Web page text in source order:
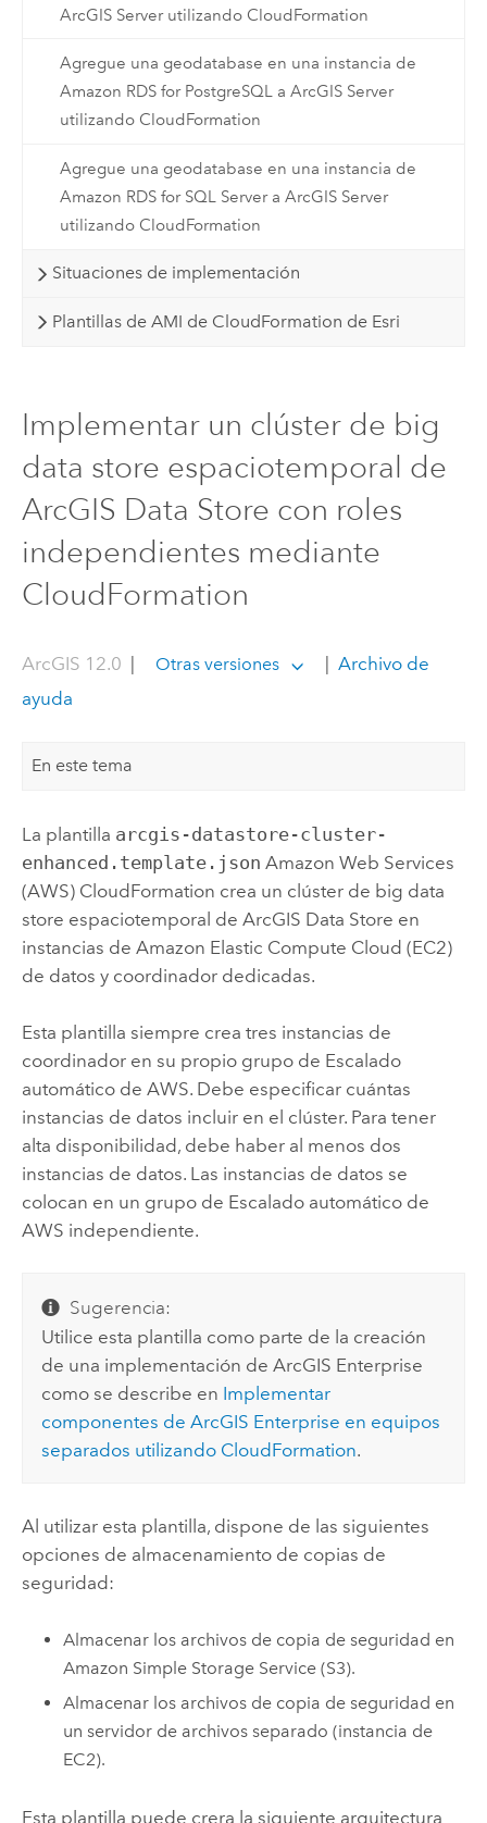
ArcGIS Server utilizando CloudFormation
Agregue una geodatabase en una instancia de
Amazon RDS for PostgreSQL a ArcGIS Server
utilizando CloudFormation
Agregue una geodatabase en una instancia de
Amazon RDS for SQL Server a ArcGIS Server
utilizando CloudFormation
Situaciones de implementación
Plantillas de AMI de CloudFormation de Esri
Implementar un clúster de big
data store espaciotemporal de
ArcGIS Data Store con roles
independientes mediante
CloudFormation
ArcGIS 12.0 Otras versiones
Archivo de
ayuda
En este tema
La plantilla arcgis-datastore-cluster-
enhanced.template.json Amazon Web Services
(AWS) CloudFormation crea un clúster de big data
store espaciotemporal de ArcGIS Data Store en
instancias de Amazon Elastic Compute Cloud (EC2)
de datos y coordinador dedicadas.
Esta plantilla siempre crea tres instancias de
coordinador en su propio grupo de Escalado
automático de AWS. Debe especificar cuántas
instancias de datos incluir en el clúster. Para tener
alta disponibilidad, debe haber al menos dos
instancias de datos. Las instancias de datos se
colocan en un grupo de Escalado automático de
AWS independiente.
Sugerencia:
Utilice esta plantilla como parte de la creación
de una implementación deArcGIS Enterprise
como se describe en Implementar
componentes deArcGIS Enterprise en equipos
separados utilizando CloudFormation.
Al utilizar esta plantilla, dispone de las siguientes
opciones de almacenamiento de copias de
seguridad:
Almacenar los archivos de copia de seguridad en
Amazon Simple Storage Service (S3).
Almacenar los archivos de copia de seguridad en
un servidor de archivos separado (instancia de
EC2).
Esta plantilla puede crera la siguiente arquitectura